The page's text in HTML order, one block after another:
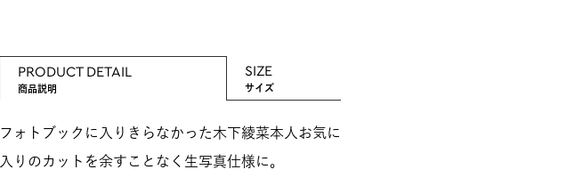
PRODUCT DETAIL
商品説明
SIZE
サイズ
フォトブックに入りきらなかった木下綾菜本人お気に
入りのカットを余すことなく生写真仕様に。